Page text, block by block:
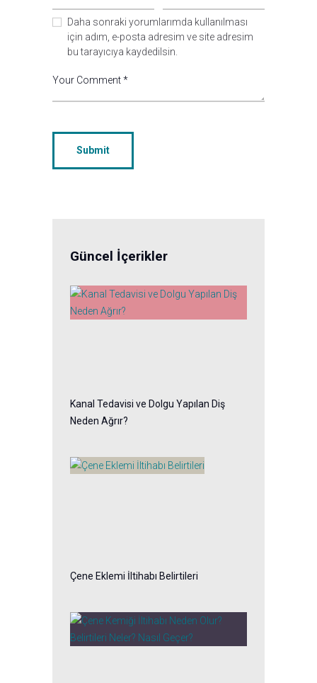
Daha sonraki yorumlarımda kullanılması
için adım, e-posta adresim ve site adresim
bu tarayıcıya kaydedilsin.
Güncel İçerikler
Kanal Tedavisi ve Dolgu Yapılan Diş
Neden Ağrır?
Çene Eklemi İltihabı Belirtileri